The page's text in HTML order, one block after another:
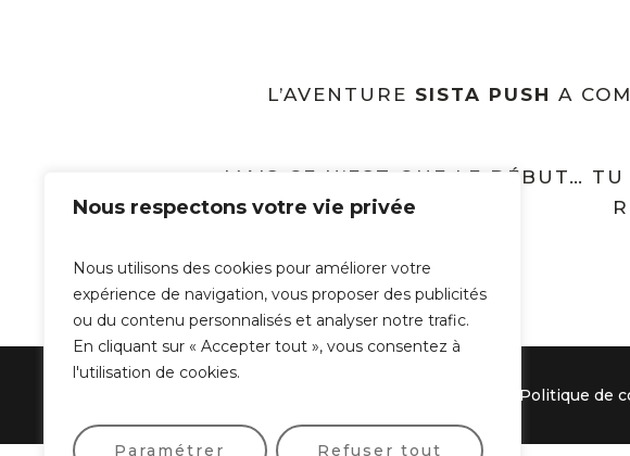
Nous respectons votre vie privée
Nous utilisons des cookies pour améliorer votre
expérience de navigation, vous proposer des publicités
ou du contenu personnalisés et analyser notre trafic.
En cliquant sur « Accepter tout », vous consentez à
l'utilisation de cookies.
Paramétrer Refuser tout
L’AVENTURE SISTA PUSH A
MAIS CE N’EST QUE LE DÉBUT…
[ultimatemember form_id= »1912″]
Politique de